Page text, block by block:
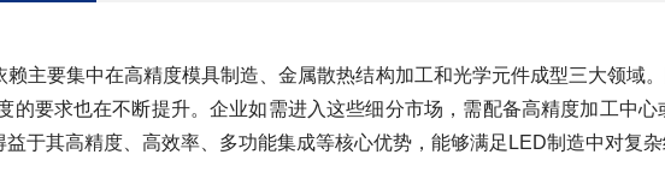
要集中在高精度模具制造、金属散热结构加工和光学元件成型三大领域
的要求也在不断提升。企业如需进入这些细分市场，需配备高精度加工中
于其高精度、高效率、多功能集成等核心优势，能够满足LED制造中对复